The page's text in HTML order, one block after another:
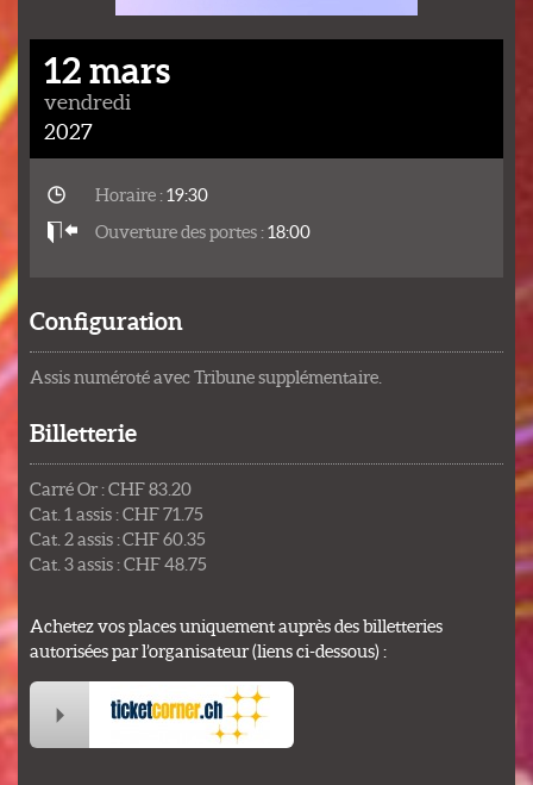
12 mars
vendredi
2027
Horaire :19:30
Ouverture des portes :18:00
Configuration
Assis numéroté avec Tribune supplémentaire.
Billetterie
Carré Or : CHF 83.20
Cat. 1 assis : CHF 71.75
Cat. 2 assis : CHF 60.35
Cat. 3 assis : CHF 48.75
Achetez vos places uniquement auprès des billetteries
autorisées par l’organisateur (liens ci-dessous) :